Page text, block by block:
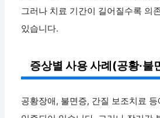
그러나 치료 기간이 길어질수록 의
있습니다.
증상별 사용 사례(공황·불
공황장애, 불면증, 간질 보조치료